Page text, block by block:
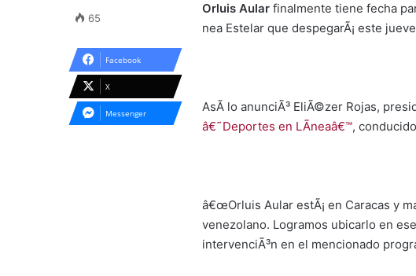
Orluis Aular finalmente tiene fecha
nea Estelar que despegarÃ¡ este
AsÃ­ lo anunciÃ³ EliÃ©zer Rojas,
â€˜Deportes en LÃ­neaâ€™,
â€œOrluis Aular estÃ¡ en Caracas y
venezolano. Logramos ubicarlo en
intervenciÃ³n en el mencionado
65
Facebook
X
Messenger